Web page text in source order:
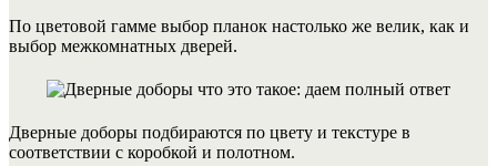
По цветовой гамме выбор планок настолько же велик, как и
выбор межкомнатных дверей.
Дверные доборы подбираются по цвету и текстуре в
соответствии с коробкой и полотном.